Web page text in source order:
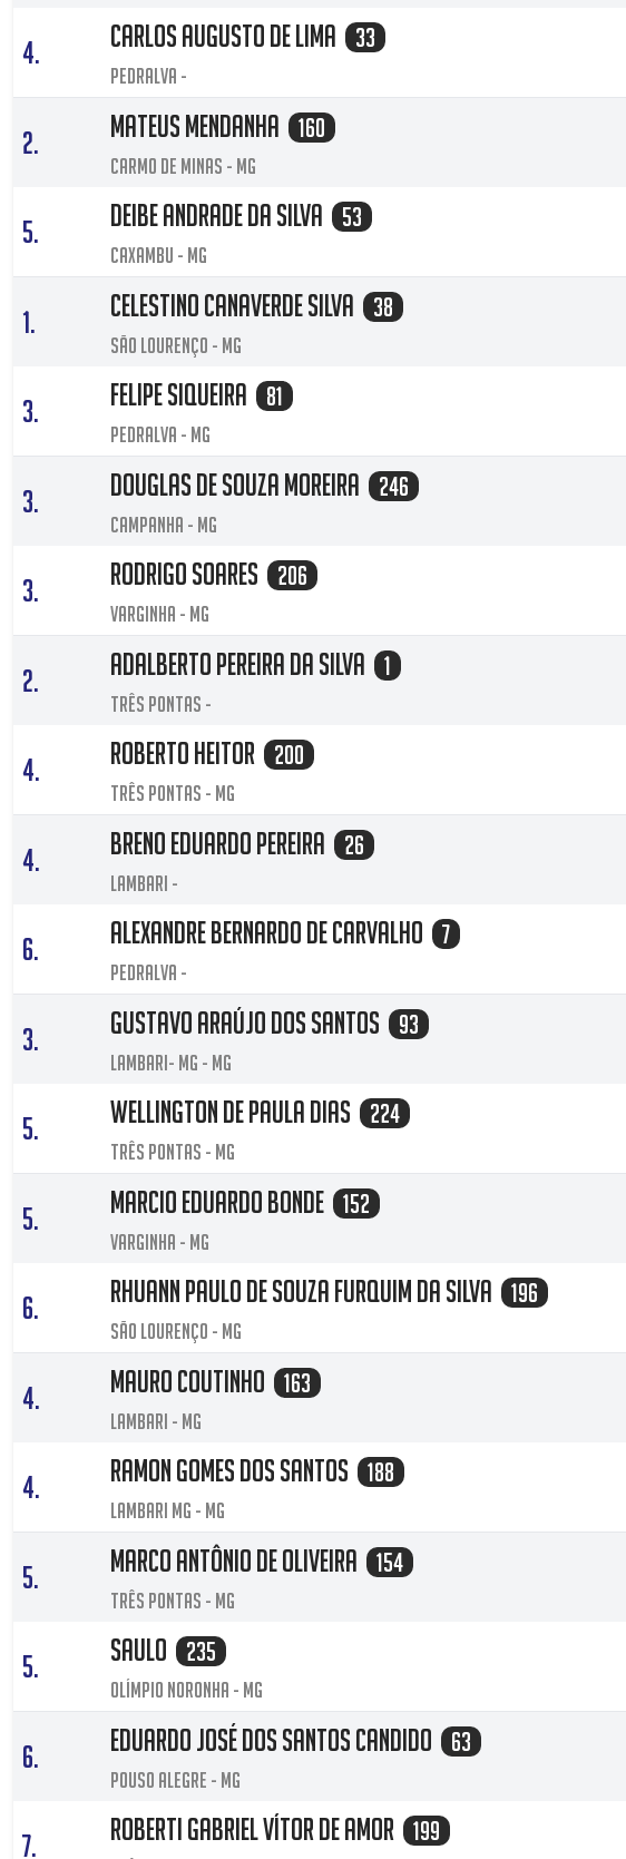
4. Carlos Augusto de lima 33
Pedralva -
2. Mateus Mendanha 160
Carmo de Minas - MG
5. Deibe Andrade da Silva 53
Caxambu - MG
1. celestino canaverde Silva 38
São Lourenço - MG
3. Felipe Siqueira 81
Pedralva - MG
3. DOUGLAS DE SOUZA MOREIRA 246
CAMPANHA - MG
3. Rodrigo Soares 206
Varginha - MG
2. Adalberto Pereira da Silva 1
Três Pontas -
4. Roberto Heitor 200
Três Pontas - MG
4. BRENO EDUARDO PEREIRA 26
LAMBARI -
6. Alexandre Bernardo de Carvalho 7
Pedralva -
3. Gustavo Araújo dos Santos 93
Lambari- MG - MG
5. Wellington de Paula Dias 224
Três pontas - MG
5. Marcio eduardo bonde 152
Varginha - MG
6. Rhuann Paulo de Souza Furquim da Silva 196
São Lourenço - MG
4. Mauro Coutinho 163
Lambari - MG
4. Ramon Gomes dos santos 188
Lambari mg - MG
5. Marco Antônio de Oliveira 154
Três Pontas - MG
5. Saulo 235
Olímpio Noronha - MG
6. Eduardo José dos Santos Candido 63
Pouso Alegre - MG
7. Roberti gabriel Vítor de Amor 199